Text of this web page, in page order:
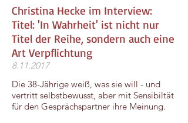
Christina Hecke im Interview:
Titel: 'In Wahrheit' ist nicht nur
Titel der Reihe, sondern auch eine
Art Verpflichtung
8.11.2017
Die 38-Jährige weiß, was sie will - und
vertritt selbstbewusst, aber mit Sensibiltät
für den Gesprächspartner ihre Meinung.